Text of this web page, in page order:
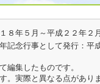
８年５月～平成２２年２
記念行事として発行：平
編集したものです。
。実際と異なる点があり